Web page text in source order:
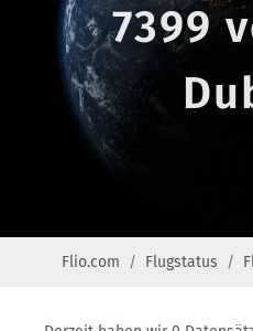
7399
Flio.com Flugstatus